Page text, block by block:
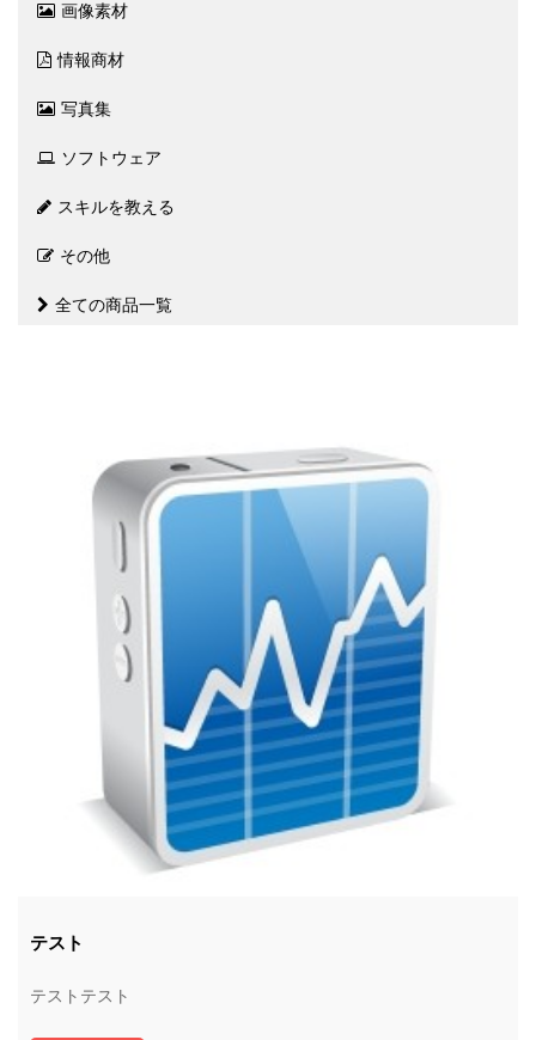
画像素材
情報商材
写真集
ソフトウェア
スキルを教える
その他
全ての商品一覧
テスト
テストテスト